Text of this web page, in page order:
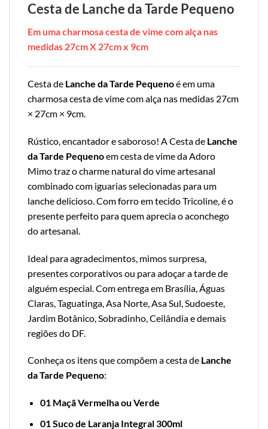
Cesta de Lanche da Tarde Pequeno
Em uma charmosa cesta de vime com alça nas
medidas 27cm X 27cm x 9cm
Cesta de Lanche da Tarde Pequenoé em uma
charmosa cesta de vime com alça nas medidas 27cm
× 27cm × 9cm.
Rústico, encantador e saboroso! A Cesta de Lanche
da Tarde Pequenoem cesta de vime da Adoro
Mimo traz o charme natural do vime artesanal
combinado com iguarias selecionadas para um
lanche delicioso. Com forro em tecido Tricoline, é o
presente perfeito para quem aprecia o aconchego
do artesanal.
Ideal para agradecimentos, mimos surpresa,
presentes corporativos ou para adoçar a tarde de
alguém especial. Com entrega em Brasília, Águas
Claras, Taguatinga, Asa Norte, Asa Sul, Sudoeste,
Jardim Botânico, Sobradinho, Ceilândia e demais
regiões do DF.
Conheça os itens que compõem a cesta de Lanche
da Tarde Pequeno:
01 Maçã Vermelha ou Verde
01 Suco de Laranja Integral 300ml